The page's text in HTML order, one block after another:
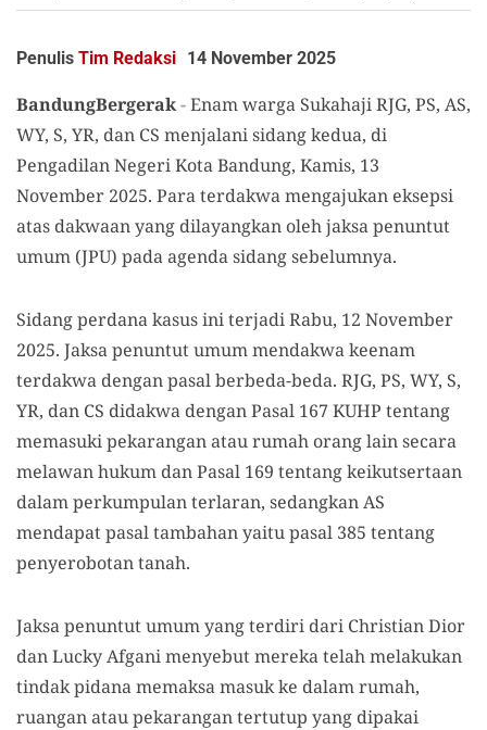
Penulis Tim Redaksi 14 November 2025
BandungBergerak-Enam warga Sukahaji RJG, PS, AS,
WY, S, YR, dan CS menjalanisidang kedua, di
Pengadilan Negeri Kota Bandung, Kamis, 13
November 2025. Para terdakwa mengajukan eksepsi
atas dakwaan yang dilayangkan oleh jaksa penuntut
umum (JPU) pada agenda sidang sebelumnya.
Sidang perdana kasus ini terjadiRabu, 12 November
2025. Jaksa penuntut umum mendakwa keenam
terdakwa dengan pasal berbeda-beda. RJG, PS, WY, S,
YR, dan CS didakwa denganPasal 167 KUHP tentang
memasuki pekarangan atau rumah orang lain secara
melawan hukum danPasal 169 tentang keikutsertaan
dalam perkumpulan terlaran, sedangkan AS
mendapat pasal tambahan yaitupasal 385 tentang
penyerobotan tanah.
Jaksa penuntut umum yang terdiri dari Christian Dior
dan Lucky Afgani menyebut mereka telahmelakukan
tindak pidana memaksa masuk ke dalam rumah,
ruangan atau pekarangan tertutup yang dipakai